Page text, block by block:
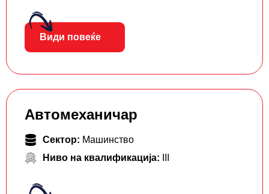
Види повеќе
Автомеханичар
Сектор: Машинство
Ниво на квалификација: